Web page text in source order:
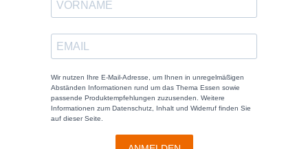
Wir nutzen Ihre E-Mail-Adresse, um Ihnen in unregelmäßigen
Abständen Informationen rund um das Thema Essen sowie
passende Produktempfehlungen zuzusenden. Weitere
Informationen zum Datenschutz, Inhalt und Widerruf finden Sie
auf dieser Seite.